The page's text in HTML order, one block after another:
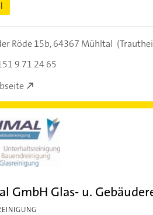
Röde 15b,64367 Mühltal
9 71 24 65
GmbH Glas- u.